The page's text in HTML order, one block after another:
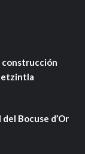
construcción
Bocuse d’Or